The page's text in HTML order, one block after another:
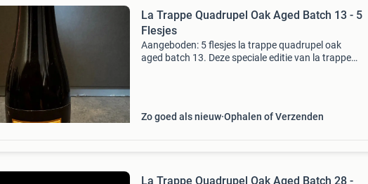
La Trappe Quadrupel Oak Aged Batch 13 - 5
Flesjes
Aangeboden: 5 flesjes la trappe quadrupel oak
aged batch 13. Deze speciale editie van la trappe
Zo goed als nieuw Ophalen of Verzenden
La Trappe Quadrupel Oak Aged Batch 28 -